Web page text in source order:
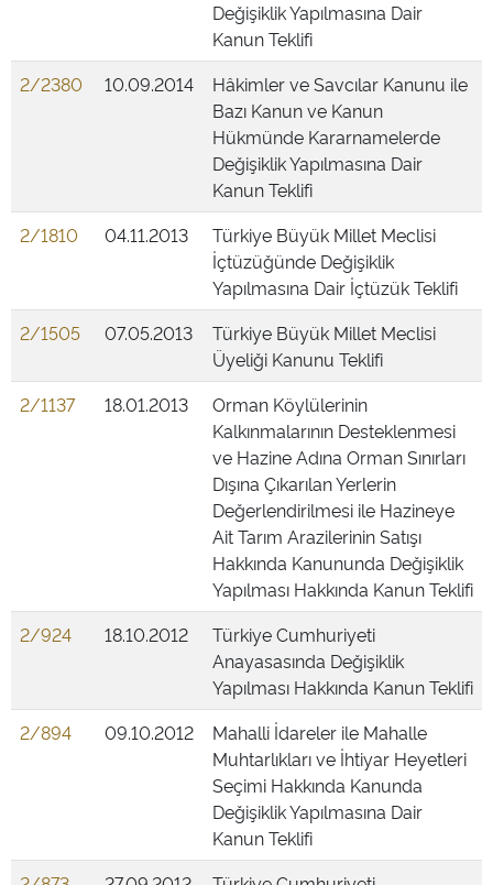
Değişiklik Yapılmasına Dair
Kanun Teklifi
2/2380
10.09.2014
Hâkimler ve Savcılar Kanunu ile
Bazı Kanun ve Kanun
Hükmünde Kararnamelerde
Değişiklik Yapılmasına Dair
Kanun Teklifi
2/1810
04.11.2013
Türkiye Büyük Millet Meclisi
İçtüzüğünde Değişiklik
Yapılmasına Dair İçtüzük Teklifi
2/1505
07.05.2013
Türkiye Büyük Millet Meclisi
Üyeliği Kanunu Teklifi
2/1137
18.01.2013
Orman Köylülerinin
Kalkınmalarının Desteklenmesi
ve Hazine Adına Orman Sınırları
Dışına Çıkarılan Yerlerin
Değerlendirilmesi ile Hazineye
Ait Tarım Arazilerinin Satışı
Hakkında Kanununda Değişiklik
Yapılması Hakkında Kanun Teklifi
2/924
18.10.2012
Türkiye Cumhuriyeti
Anayasasında Değişiklik
Yapılması Hakkında Kanun Teklifi
2/894
09.10.2012
Mahalli İdareler ile Mahalle
Muhtarlıkları ve İhtiyar Heyetleri
Seçimi Hakkında Kanunda
Değişiklik Yapılmasına Dair
Kanun Teklifi